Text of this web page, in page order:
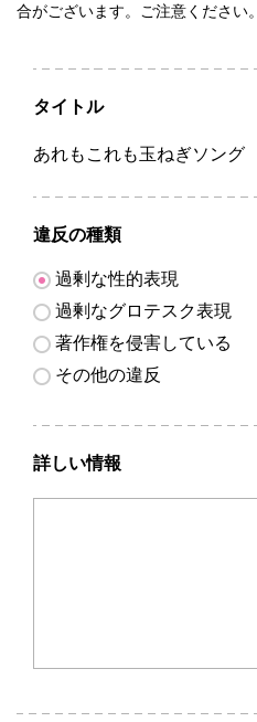
合がございます。ご注意ください。
タイトル
あれもこれも玉ねぎソング
違反の種類
過剰な性的表現
過剰なグロテスク表現
著作権を侵害している
その他の違反
詳しい情報